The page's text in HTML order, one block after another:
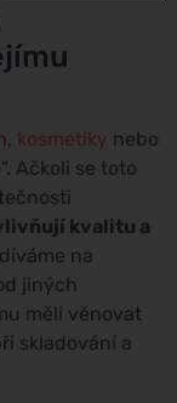
kosmetiky nebo
Ačkoli se toto
kvalitu a
na
jiných
měli věnovat
skladování a